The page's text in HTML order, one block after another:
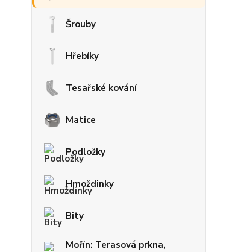
Šrouby
Hřebíky
Tesařské kování
Matice
Podložky
Hmoždinky
Bity
Mořín: Terasová prkna,